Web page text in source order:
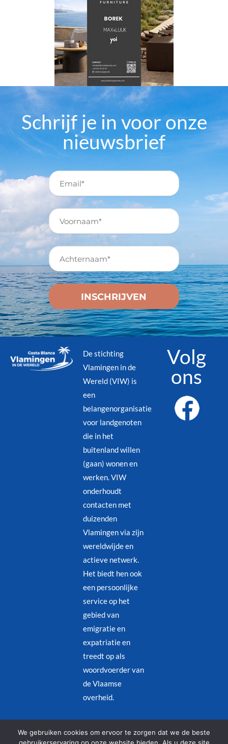
Schrijf je in voor onze
nieuwsbrief
De stichting
Vlamingen in de
Wereld (VIW) is
een
belangenorganisatie
voor landgenoten
die in het
buitenland willen
(gaan) wonen en
werken. VIW
onderhoudt
contacten met
duizenden
Vlamingen via zijn
wereldwijde en
actieve netwerk.
Het biedt hen ook
een persoonlijke
service op het
gebied van
emigratie en
expatriatie en
treedt op als
woordvoerder van
de Vlaamse
overheid.
Volg
ons
Juridische kennisgeving–Privacybeleid
We gebruiken cookies om ervoor te zorgen dat we de beste